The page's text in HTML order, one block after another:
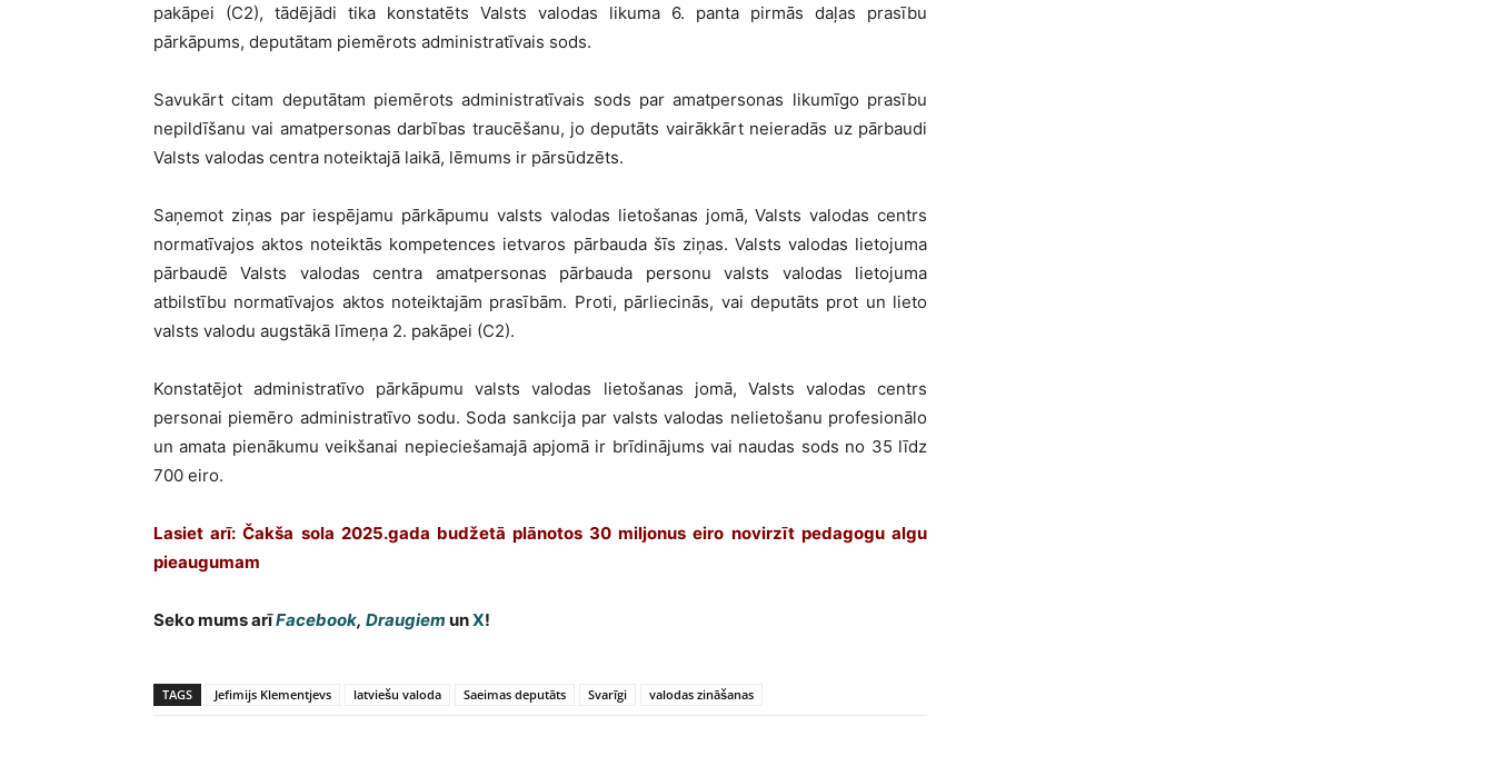
pakāpei (C2), tādējādi tika konstatēts Valsts valodas likuma 6. panta pirmās daļas prasību
pārkāpums, deputātam piemērots administratīvais sods.
Savukārt citam deputātam piemērots administratīvais sods par amatpersonas likumīgo prasību
nepildīšanu vai amatpersonas darbības traucēšanu, jo deputāts vairākkārt neieradās uz pārbaudi
Valsts valodas centra noteiktajā laikā, lēmums ir pārsūdzēts.
Saņemot ziņas par iespējamu pārkāpumu valsts valodas lietošanas jomā, Valsts valodas centrs
normatīvajos aktos noteiktās kompetences ietvaros pārbauda šīs ziņas. Valsts valodas lietojuma
pārbaudē Valsts valodas centra amatpersonas pārbauda personu valsts valodas lietojuma
atbilstību normatīvajos aktos noteiktajām prasībām. Proti, pārliecinās, vai deputāts prot un lieto
valsts valodu augstākā līmeņa 2. pakāpei (C2).
Konstatējot administratīvo pārkāpumu valsts valodas lietošanas jomā, Valsts valodas centrs
personai piemēro administratīvo sodu. Soda sankcija par valsts valodas nelietošanu profesionālo
un amata pienākumu veikšanai nepieciešamajā apjomā ir brīdinājums vai naudas sods no 35 līdz
700 eiro.
Lasiet arī: Čakša sola 2025.gada budžetā plānotos 30 miljonus eiro novirzīt pedagogu algu
pieaugumam
Seko mums arīFacebook, Draugiem unX!
TAGS Jefimijs Klementjevs latviešu valoda Saeimas deputāts Svarīgi valodas zināšanas